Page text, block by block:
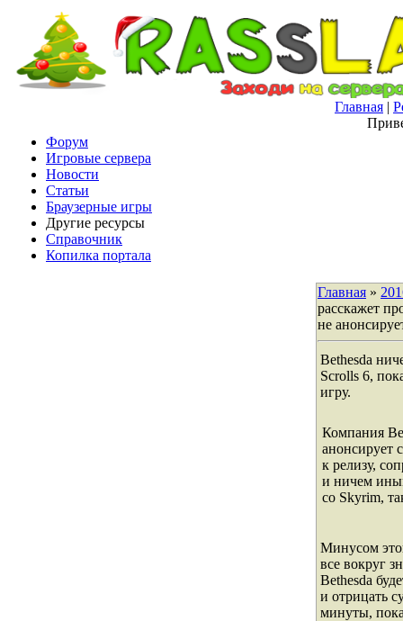
Главная |
Форум
Игровые сервера
Новости
Статьи
Браузерные игры
Другие ресурсы
Справочник
Копилка портала
Главная »
расскажет
не
Bethesda
Scrolls 6,
игру.
Компания
анонсирует
к релизу,
и ничем
со Skyrim,
Минусом
все вокруг
Bethesda
и отрицать
минуты,